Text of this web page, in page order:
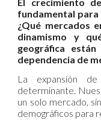
fundamental para
¿Qué mercados
dinamismo y
geográfica
dependencia de
La expansión
determinante.
un solo mercado,
demográficos para